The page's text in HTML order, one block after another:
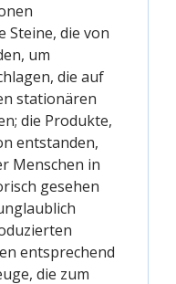
Steine, die von
um
die auf
stationären
die Produkte,
entstanden,
Menschen in
gesehen
entsprechend
die zum